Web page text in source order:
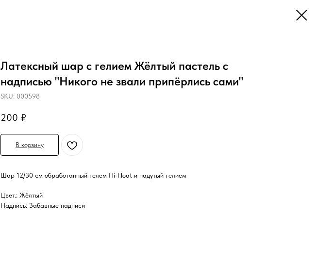
Латексный шар с гелием Жёлтый пастель с
надписью "Никого не звали припёрлись сами"
SKU: 000598
200 ₽
В корзину
Шар 12/30 см обработанный гелем Hi-Float и надутый гелием
Цвет.: Жёлтый
Надпись: Забавные надписи